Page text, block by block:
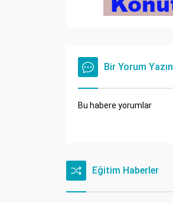
Bir Yorum Yazın
Bu habere yorumlar
Eğitim Haberler